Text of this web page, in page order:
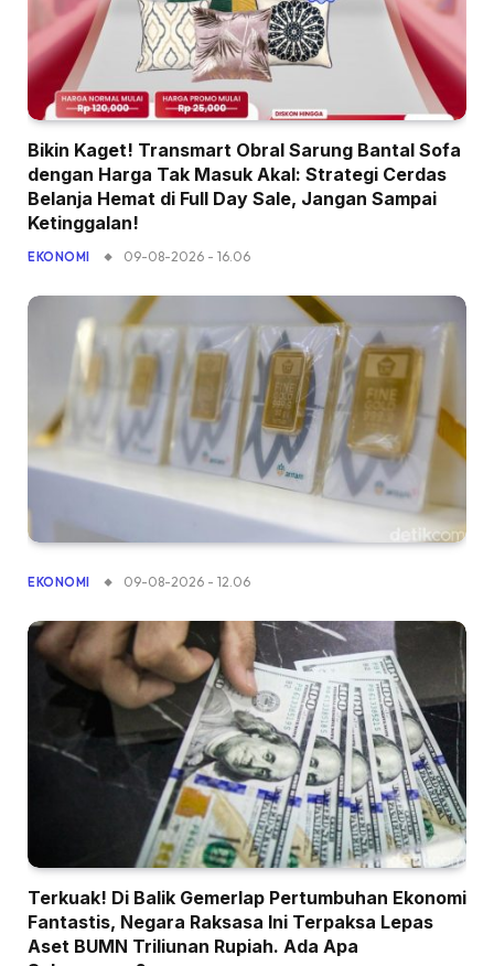
Bikin Kaget! Transmart Obral Sarung Bantal Sofa
dengan Harga Tak Masuk Akal: Strategi Cerdas
Belanja Hemat di Full Day Sale, Jangan Sampai
Ketinggalan!
EKONOMI 09-08-2026 - 16.06
EKONOMI 09-08-2026 - 12.06
Terkuak! Di Balik Gemerlap Pertumbuhan Ekonomi
Fantastis, Negara Raksasa Ini Terpaksa Lepas
Aset BUMN Triliunan Rupiah. Ada Apa